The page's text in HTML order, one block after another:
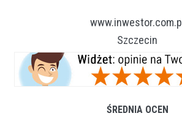
www.inwestor.com.pl
Szczecin
ŚREDNIA OCEN